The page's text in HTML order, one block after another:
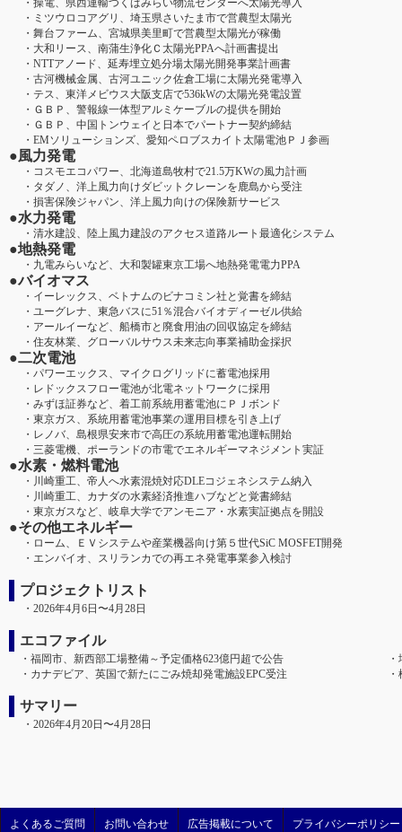
・操電、県西運輸つくばみらい物流センターへ太陽光導入
・ミツウロコアグリ、埼玉県さいたま市で営農型太陽光
・舞台ファーム、宮城県美里町で営農型太陽光が稼働
・大和リース、南蒲生浄化Ｃ太陽光PPAへ計画書提出
・NTTアノード、延寿埋立処分場太陽光開発事業計画書
・古河機械金属、古河ユニック佐倉工場に太陽光発電導入
・テス、東洋メビウス大阪支店で536kWの太陽光発電設置
・ＧＢＰ、警報線一体型アルミケーブルの提供を開始
・ＧＢＰ、中国トンウェイと日本でパートナー契約締結
・EMソリューションズ、愛知ペロブスカイト太陽電池ＰＪ参画
●風力発電
・コスモエコパワー、北海道島牧村で21.5万KWの風力計画
・タダノ、洋上風力向けダビットクレーンを鹿島から受注
・損害保険ジャパン、洋上風力向けの保険新サービス
●水力発電
・清水建設、陸上風力建設のアクセス道路ルート最適化システム
●地熱発電
・九電みらいなど、大和製罐東京工場へ地熱発電電力PPA
●バイオマス
・イーレックス、ベトナムのビナコミン社と覚書を締結
・ユーグレナ、東急バスに51％混合バイオディーゼル供給
・アールイーなど、船橋市と廃食用油の回収協定を締結
・住友林業、グローバルサウス未来志向事業補助金採択
●二次電池
・パワーエックス、マイクログリッドに蓄電池採用
・レドックスフロー電池が北電ネットワークに採用
・みずほ証券など、着工前系統用蓄電池にＰＪボンド
・東京ガス、系統用蓄電池事業の運用目標を引き上げ
・レノバ、島根県安来市で高圧の系統用蓄電池運転開始
・三菱電機、ポーランドの市電でエネルギーマネジメント実証
●水素・燃料電池
・川崎重工、帝人へ水素混焼対応DLEコジェネシステム納入
・川崎重工、カナダの水素経済推進ハブなどと覚書締結
・東京ガスなど、岐阜大学でアンモニア・水素実証拠点を開設
●その他エネルギー
・ローム、ＥＶシステムや産業機器向け第５世代SiC MOSFET開発
・エンバイオ、スリランカでの再エネ発電事業参入検討
プロジェクトリスト
・2026年4月6日〜4月28日
エコファイル
・福岡市、新西部工場整備～予定価格623億円超で公告
・カナデビア、英国で新たにごみ焼却発電施設EPC受注
サマリー
・2026年4月20日〜4月28日
よくあるご質問 お問い合わせ 広告掲載について プライバシーポリシー